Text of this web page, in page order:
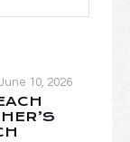
10, 2026